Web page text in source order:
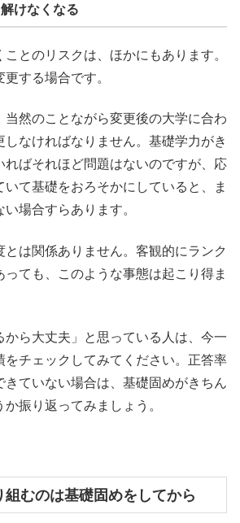
けなくなる
とのリスクは、ほかにもあります。
する場合です。
当然のことながら変更後の大学に合わ
なければなりません。基礎学力がき
ればそれほど問題はないのですが、応
いて基礎をおろそかにしていると、ま
場合すらあります。
とは関係ありません。客観的にランク
っても、このような事態は起こり得ま
から大丈夫」と思っている人は、今一
をチェックしてみてください。正答率
きていない場合は、基礎固めがきちん
振り返ってみましょう。
組むのは基礎固めをしてから